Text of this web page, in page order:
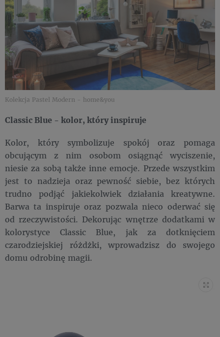
Kolekcja Pastel Modern - home&you
Classic Blue - kolor, który inspiruje
Kolor, który symbolizuje spokój oraz pomaga
obcującym z nim osobom osiągnąć wyciszenie,
niesie za sobą także inne emocje. Przede wszystkim
jest to nadzieja oraz pewność siebie, bez których
trudno podjąć jakiekolwiek działania kreatywne.
Barwa ta inspiruje oraz pozwala nieco oderwać się
od rzeczywistości. Dekorując wnętrze dodatkami w
kolorystyce Classic Blue, jak za dotknięciem
czarodziejskiej różdżki, wprowadzisz do swojego
domu odrobinę magii.